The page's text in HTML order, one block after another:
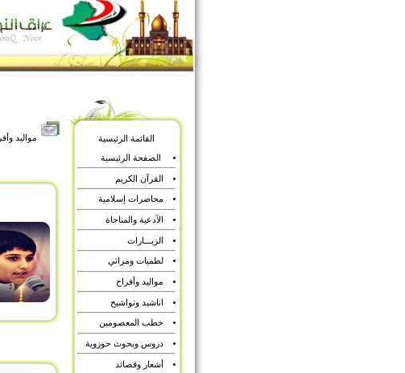
مواليد القائمة الرئيسية
الصفحة الرئيسية
القرآن الكريم
محاضرات إسلامية
الآدعية والمناجاة
الزيـــارات
لطميات ومراثي
مواليد وأفراح
اناشيد وتواشيح
خطب المعصومين
دروس وبحوث حوزوية
أشعار وقصائد